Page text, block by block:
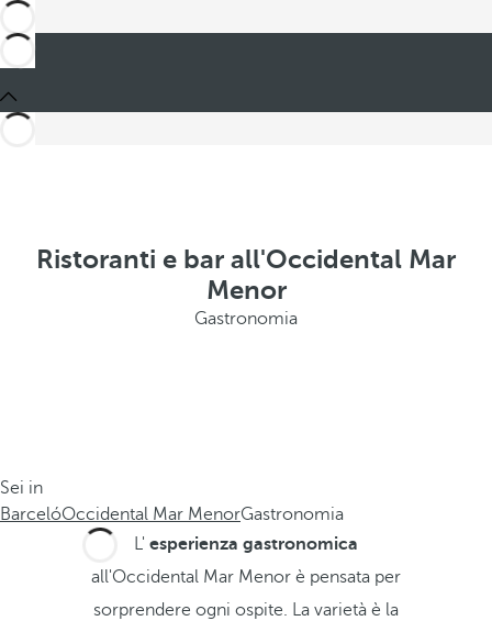
Ristoranti e bar all'Occidental Mar
Menor
Gastronomia
Sei in
BarcelóOccidental Mar MenorGastronomia
L' esperienza gastronomica
all'Occidental Mar Menor è pensata per
sorprendere ogni ospite. La varietà è la